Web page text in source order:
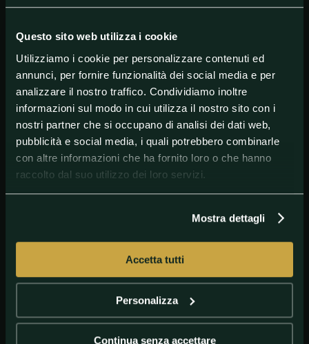
Questo sito web utilizza i cookie
Utilizziamo i cookie per personalizzare contenuti ed
annunci, per fornire funzionalità dei social media e per
analizzare il nostro traffico. Condividiamo inoltre
informazioni sul modo in cui utilizza il nostro sito con i
nostri partner che si occupano di analisi dei dati web,
pubblicità e social media, i quali potrebbero combinarle
con altre informazioni che ha fornito loro o che hanno
raccolto dal suo utilizzo dei loro servizi.
Mostra dettagli
Accetta tutti
Personalizza
Continua senza accettare
calciatore. Dall'Ajax all'Ajax.
#Ajax #MaartenStekelenburg #Olanda
GETTY IMAGES Stekelenburg Everton